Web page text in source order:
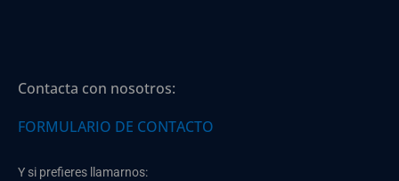
Contacta con nosotros:
FORMULARIO DE CONTACTO
Y si prefieres llamarnos: